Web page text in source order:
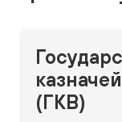
(ГКВ)